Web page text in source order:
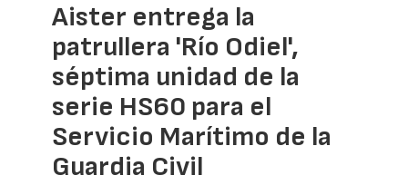
Aister entrega la
patrullera 'Río Odiel',
séptima unidad de la
serie HS60 para el
Servicio Marítimo de la
Guardia Civil